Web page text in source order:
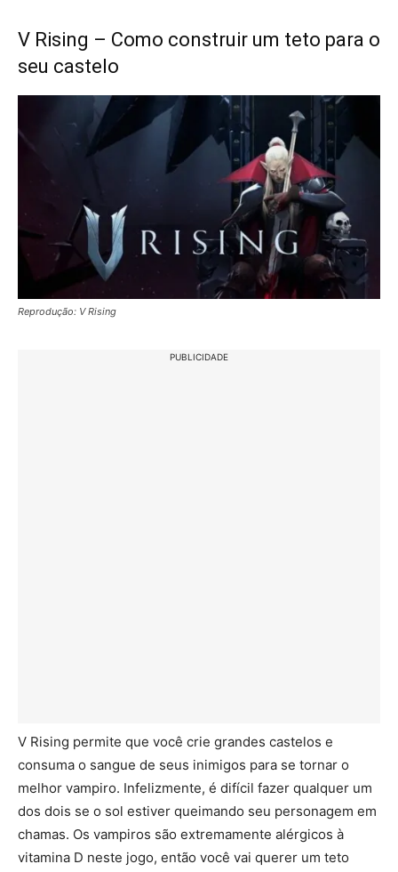
V Rising – Como construir um teto para o
seu castelo
Reprodução: V Rising
PUBLICIDADE
V Rising permite que você crie grandes castelos e
consuma o sangue de seus inimigos para se tornar o
melhor vampiro. Infelizmente, é difícil fazer qualquer um
dos dois se o sol estiver queimando seu personagem em
chamas. Os vampiros são extremamente alérgicos à
vitamina D neste jogo, então você vai querer um teto